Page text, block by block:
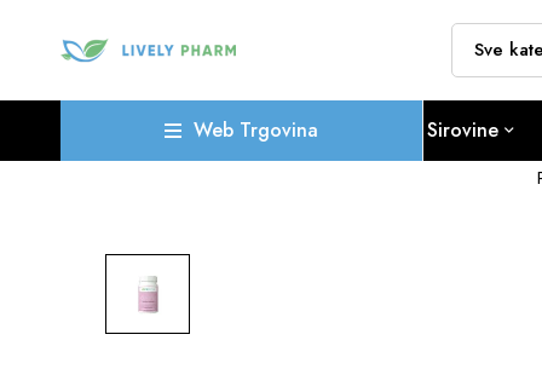
Web Trgovina Sirovine